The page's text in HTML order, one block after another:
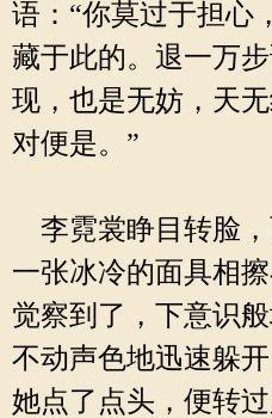
语：“你莫过于担心
藏于此的。退一万
现，也是无妨，天
对便是。”
李霓裳睁目转脸
一张冰冷的面具相
觉察到了，下意识
不动声色地迅速躲
她点了点头，便转过